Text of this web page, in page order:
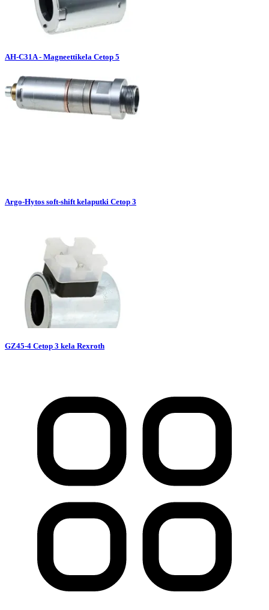
AH-C31A - Magneettikela Cetop 5
Argo-Hytos soft-shift kelaputki Cetop 3
GZ45-4 Cetop 3 kela Rexroth